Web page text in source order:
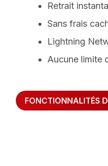
Retrait
Sans frais
Lightning
Aucune limite
FONCTIONNALITÉS